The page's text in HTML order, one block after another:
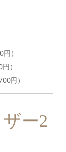
）
）
円）
ー2